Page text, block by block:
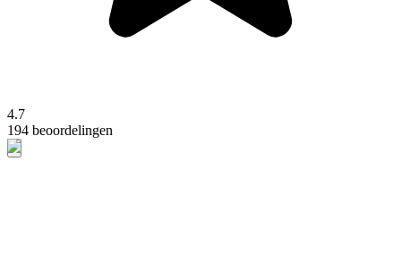
4.7
194 beoordelingen